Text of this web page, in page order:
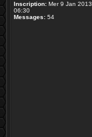
Inscription: Mer 9 Jan 2013
06:30
Messages: 54